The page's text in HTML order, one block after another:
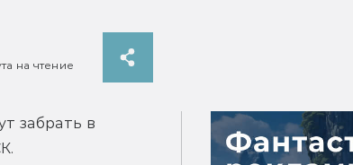
на чтение
забрать в